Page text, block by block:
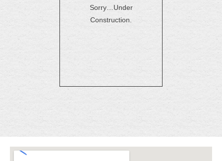
Sorry…Under
Construction.